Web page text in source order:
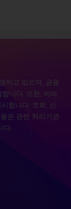
하고 있으며, 금융
니다. 또한, 어떠
합니다. 조회, 신
은 관련 처리기관
다.